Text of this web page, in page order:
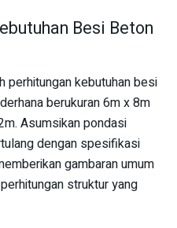
Besi Beton
perhitungan kebutuhan besi
berukuran 6m x 8m
Asumsikan pondasi
dengan spesifikasi
gambaran umum
struktur yang